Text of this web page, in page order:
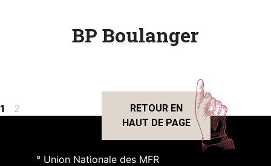
BP Boulanger
Page
1 Page
2
RETOUR EN
HAUT DE PAGE
° Union Nationale des MFR